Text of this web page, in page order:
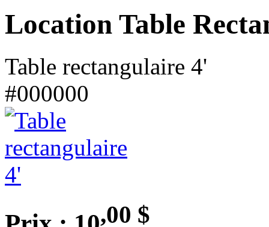
Location Table
Table rectangulaire 4'
#000000
,00 $